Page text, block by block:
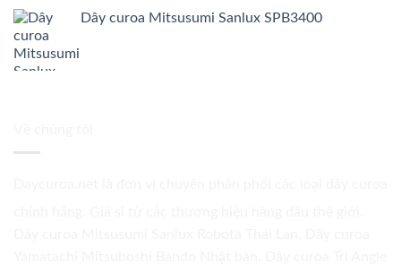
Dây curoa Mitsusumi Sanlux SPB3400